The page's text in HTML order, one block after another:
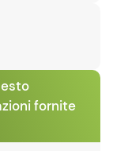
fornite